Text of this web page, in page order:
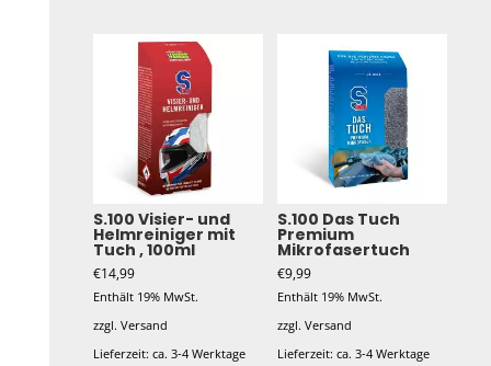
S.100 Visier- und
Helmreiniger mit
Tuch , 100ml
€14,99
Enthält 19% MwSt.
zzgl.Versand
Lieferzeit: ca. 3-4 Werktage
S.100 Das Tuch
Premium
Mikrofasertuch
€9,99
Enthält 19% MwSt.
zzgl. Versand
Lieferzeit: ca. 3-4 Werktage